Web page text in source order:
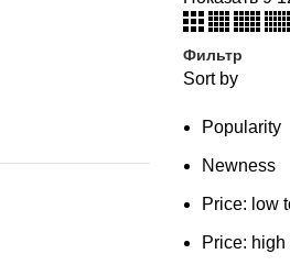
Фильтр
Sort by
Popularity
Newness
Price: low
Price: high